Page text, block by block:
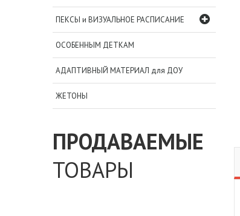
ПЕКСЫ и ВИЗУАЛЬНОЕ РАСПИСАНИЕ
ОСОБЕННЫМ ДЕТКАМ
АДАПТИВНЫЙ МАТЕРИАЛ для ДОУ
ЖЕТОНЫ
ПРОДАВАЕМЫЕ
ТОВАРЫ